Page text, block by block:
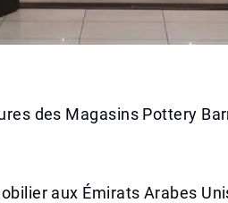
des Magasins Pottery
aux Émirats Arabes